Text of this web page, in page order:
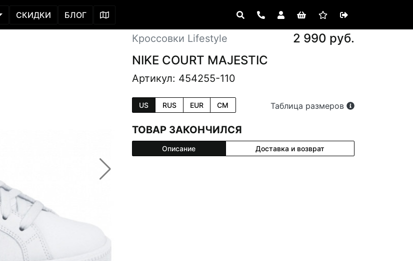
СКИДКИ БЛОГ
Кроссовки Lifestyle
2 990 руб.
NIKE COURT MAJESTIC
Артикул: 454255-110
US RUS EUR CM Таблица размеров
ТОВАР ЗАКОНЧИЛСЯ
Описание Доставка и возврат